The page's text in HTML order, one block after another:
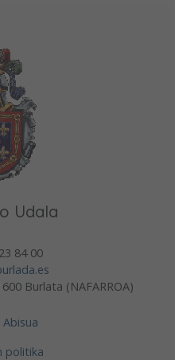
Udala
84 00
Burlata (NAFARROA)
politika